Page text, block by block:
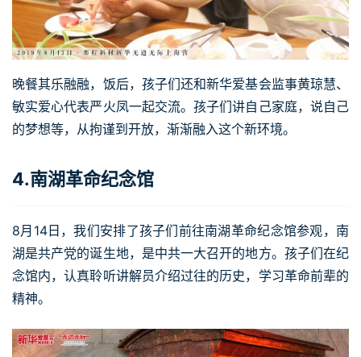
晚餐其乐融融，饭后，孩子们还和新华爱基会监事黄琼慧、
敏实爱心代表严火凤一起交流。孩子们讲自己家庭，说自己
的梦想等，从拘谨到开放，渐渐融入这个新环境。
4.南湖革命纪念馆
8月14日，我们安排了孩子们前往南湖革命纪念馆参观，南
湖是共产党的诞生地，是中共一大召开的地方。孩子们在纪
念馆内，认真聆听讲解员介绍过往的历史，学习革命前辈的
精神。